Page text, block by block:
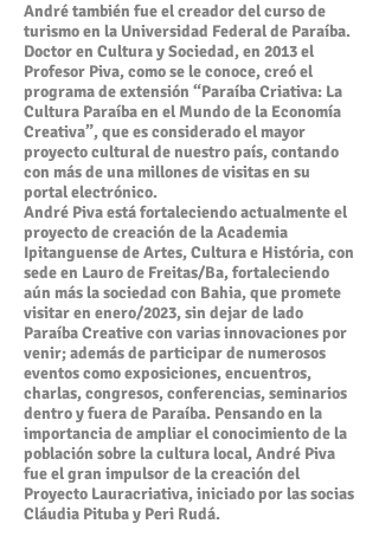
André también fue el creador del curso de
turismo en la Universidad Federal de Paraíba.
Doctor en Cultura y Sociedad, en 2013 el
Profesor Piva, como se le conoce, creó el
programa de extensión “Paraíba Criativa: La
Cultura Paraíba en el Mundo de la Economía
Creativa”, que es considerado el mayor
proyecto cultural de nuestro país, contando
con más de una millones de visitas en su
portal electrónico.
André Piva está fortaleciendo actualmente el
proyecto de creación de la Academia
Ipitanguense de Artes, Cultura e História, con
sede en Lauro de Freitas/Ba, fortaleciendo
aún más la sociedad con Bahia, que promete
visitar en enero/2023, sin dejar de lado
Paraíba Creative con varias innovaciones por
venir; además de participar de numerosos
eventos como exposiciones, encuentros,
charlas, congresos, conferencias, seminarios
dentro y fuera de Paraíba. Pensando en la
importancia de ampliar el conocimiento de la
población sobre la cultura local, André Piva
fue el gran impulsor de la creación del
Proyecto Lauracriativa, iniciado por las socias
Cláudia Pituba y Peri Rudá.